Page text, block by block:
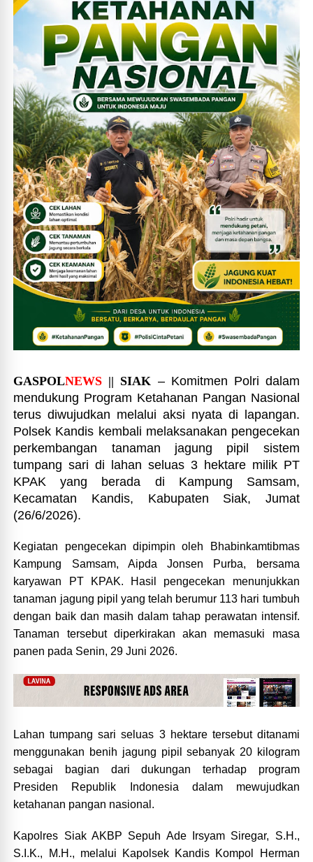
GASPOLNEWS || SIAK – Komitmen Polri dalam
mendukung Program Ketahanan Pangan Nasional
terus diwujudkan melalui aksi nyata di lapangan.
Polsek Kandis kembali melaksanakan pengecekan
perkembangan tanaman jagung pipil sistem
tumpang sari di lahan seluas 3 hektare milik PT
KPAK yang berada di Kampung Samsam,
Kecamatan Kandis, Kabupaten Siak, Jumat
(26/6/2026).
Kegiatan pengecekan dipimpin oleh Bhabinkamtibmas
Kampung Samsam, Aipda Jonsen Purba, bersama
karyawan PT KPAK. Hasil pengecekan menunjukkan
tanaman jagung pipil yang telah berumur 113 hari tumbuh
dengan baik dan masih dalam tahap perawatan intensif.
Tanaman tersebut diperkirakan akan memasuki masa
panen pada Senin, 29 Juni 2026.
Lahan tumpang sari seluas 3 hektare tersebut ditanami
menggunakan benih jagung pipil sebanyak 20 kilogram
sebagai bagian dari dukungan terhadap program
Presiden Republik Indonesia dalam mewujudkan
ketahanan pangan nasional.
Kapolres Siak AKBP Sepuh Ade Irsyam Siregar, S.H.,
S.I.K., M.H., melalui Kapolsek Kandis Kompol Herman